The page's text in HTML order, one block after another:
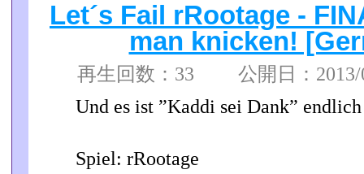
Let´s Fail rRootage -
man knicken!
再生回数：33 公開日：2013/
Und es ist ”Kaddi sei Dank”
Spiel: rRootage